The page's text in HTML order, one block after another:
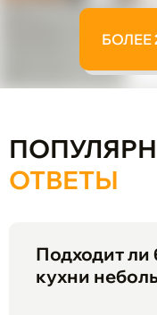
БОЛЕЕ
ОТВЕТЫ
Подходит ли
кухни